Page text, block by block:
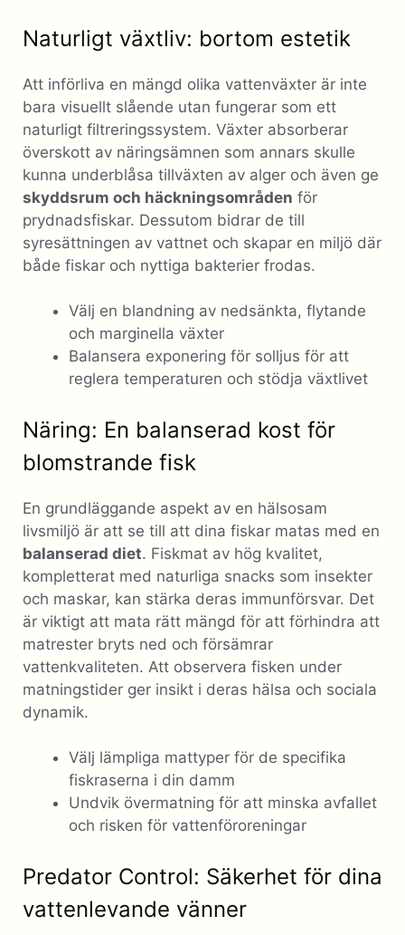
Naturligt växtliv: bortom estetik
Att införliva en mängd olika vattenväxter är inte
bara visuellt slående utan fungerar som ett
naturligt filtreringssystem. Växter absorberar
överskott av näringsämnen som annars skulle
kunna underblåsa tillväxten av alger och även ge
skyddsrum och häckningsområden för
prydnadsfiskar. Dessutom bidrar de till
syresättningen av vattnet och skapar en miljö där
både fiskar och nyttiga bakterier frodas.
Välj en blandning av nedsänkta, flytande
och marginella växter
Balansera exponering för solljus för att
reglera temperaturen och stödja växtlivet
Näring: En balanserad kost för
blomstrande fisk
En grundläggande aspekt av en hälsosam
livsmiljö är att se till att dina fiskar matas med en
balanserad diet. Fiskmat av hög kvalitet,
kompletterat med naturliga snacks som insekter
och maskar, kan stärka deras immunförsvar. Det
är viktigt att mata rätt mängd för att förhindra att
matrester bryts ned och försämrar
vattenkvaliteten. Att observera fisken under
matningstider ger insikt i deras hälsa och sociala
dynamik.
Välj lämpliga mattyper för de specifika
fiskraserna i din damm
Undvik övermatning för att minska avfallet
och risken för vattenföroreningar
Predator Control: Säkerhet för dina
vattenlevande vänner